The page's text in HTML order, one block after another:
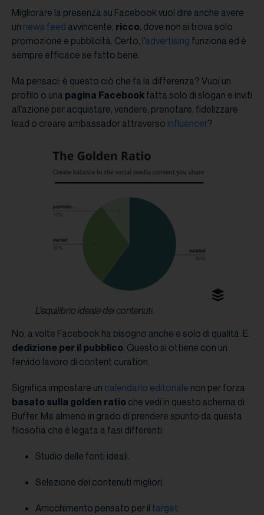
Migliorare la presenza su Facebook vuol dire anche avere
un news feed avvincente, ricco, dove non si trova solo
promozione e pubblicità. Certo, l’advertising funziona ed è
sempre efficace se fatto bene.
Ma pensaci: è questo ciò che fa la differenza? Vuoi un
profilo o una pagina Facebook fatta solo di slogan e inviti
all’azione per acquistare, vendere, prenotare, fidelizzare
lead o creare ambassador attraverso influencer?
L’equilibrio ideale dei contenuti.
No, a volte Facebook ha bisogno anche e solo di qualità. E
dedizione per il pubblico. Questo si ottiene con un
fervido lavoro di content curation.
Significa impostare un calendario editoriale non per forza
basato sulla golden ratio che vedi in questo schema di
Buffer. Ma almeno in grado di prendere spunto da questa
filosofia che è legata a fasi differenti:
Studio delle fonti ideali.
Selezione dei contenuti migliori.
Arricchimento pensato per il target.